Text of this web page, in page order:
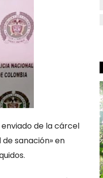
de la cárcel
sanación» en